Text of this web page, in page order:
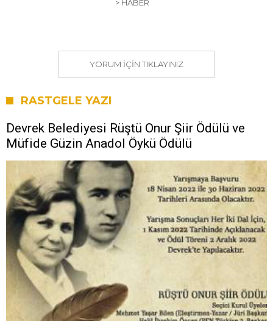
> HABER
YORUM IÇIN TIKLAYINIZ
RASTGELE YAZI
Devrek Belediyesi Rüştü Onur Şiir Ödülü ve
Müfide Güzin Anadol Öykü Ödülü